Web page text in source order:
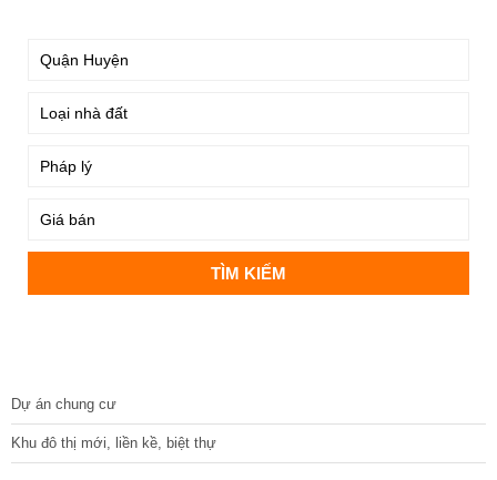
Dự án chung cư
Khu đô thị mới, liền kề, biệt thự